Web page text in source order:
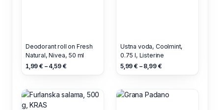
Deodorant roll on Fresh
Natural, Nivea, 50 ml
1,99 € – 4,59 €
Ustna voda, Coolmint,
0.75 l, Listerine
5,99 € – 8,99 €